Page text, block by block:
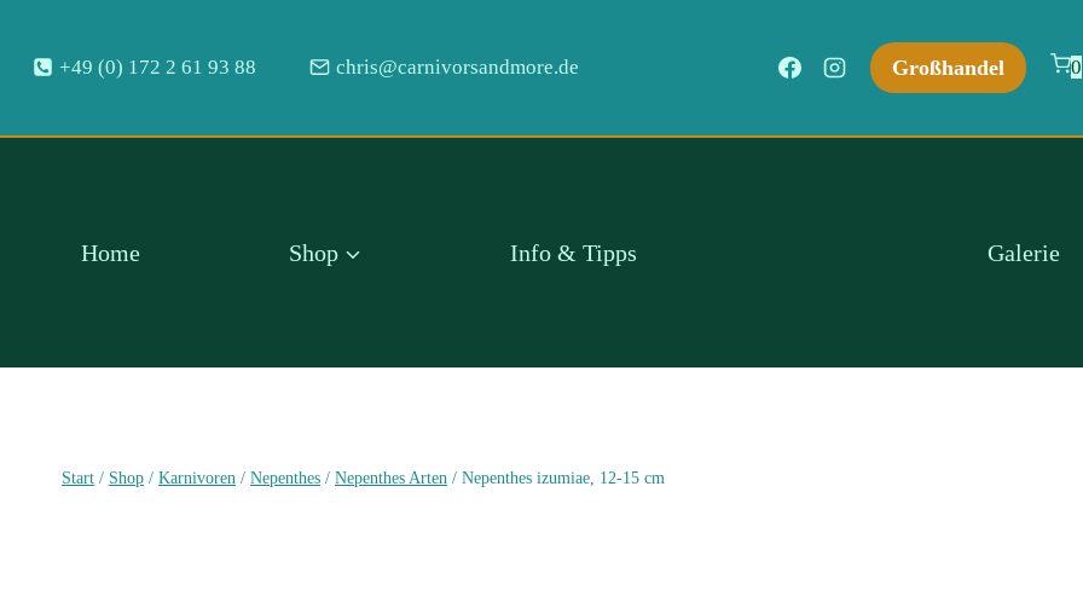
springen
+49 (0) 172 2 61 93 88 chris@carnivorsandmore.de Großhandel 0
Home Shop Info & Tipps Galerie
Start / Shop / Karnivoren / Nepenthes / Nepenthes Arten / Nepenthes izumiae, 12-15 cm